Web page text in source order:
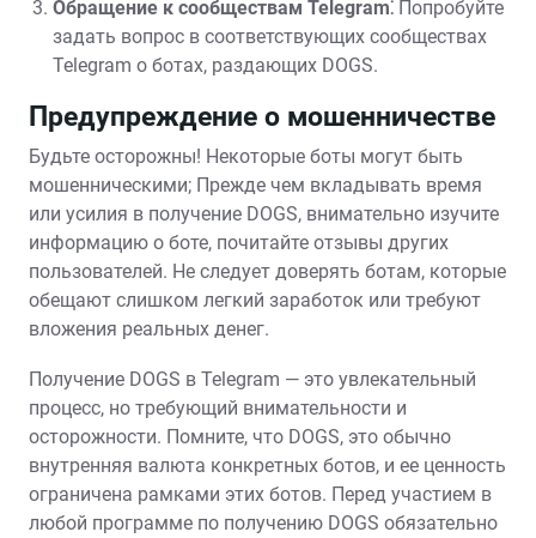
Обращение к сообществам Telegram⁚ Попробуйте
задать вопрос в соответствующих сообществах
Telegram о ботах, раздающих DOGS.
Предупреждение о мошенничестве
Будьте осторожны! Некоторые боты могут быть
мошенническими; Прежде чем вкладывать время
или усилия в получение DOGS, внимательно изучите
информацию о боте, почитайте отзывы других
пользователей. Не следует доверять ботам, которые
обещают слишком легкий заработок или требуют
вложения реальных денег.
Получение DOGS в Telegram — это увлекательный
процесс, но требующий внимательности и
осторожности. Помните, что DOGS, это обычно
внутренняя валюта конкретных ботов, и ее ценность
ограничена рамками этих ботов. Перед участием в
любой программе по получению DOGS обязательно